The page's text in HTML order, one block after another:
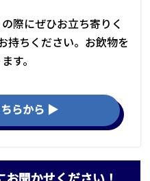
際にぜひお立ち寄りく
持ちください。お飲物を
す。
らから ▶